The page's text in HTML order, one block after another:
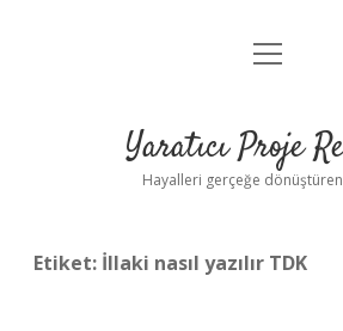
Anasayfa
Yasal Uyarı
menüyü
Yaratıcı Proje
Hayalleri gerçeğe
Etiket: İllaki nasıl yazılır TDK